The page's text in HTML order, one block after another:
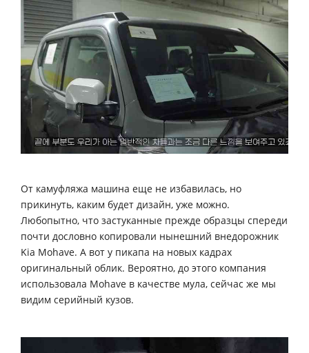
От камуфляжа машина еще не избавилась, но
прикинуть, каким будет дизайн, уже можно.
Любопытно, что застуканные прежде образцы спереди
почти дословно копировали нынешний внедорожник
Kia Mohave. А вот у пикапа на новых кадрах
оригинальный облик. Вероятно, до этого компания
использовала Mohave в качестве мула, сейчас же мы
видим серийный кузов.